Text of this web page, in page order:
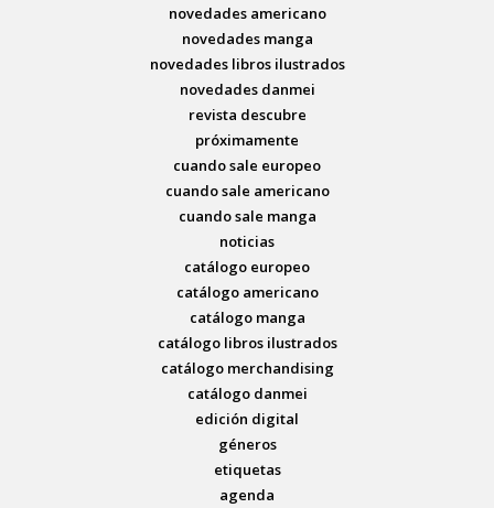
novedades americano
novedades manga
novedades libros ilustrados
novedades danmei
revista descubre
próximamente
cuando sale europeo
cuando sale americano
cuando sale manga
noticias
catálogo europeo
catálogo americano
catálogo manga
catálogo libros ilustrados
catálogo merchandising
catálogo danmei
edición digital
géneros
etiquetas
agenda